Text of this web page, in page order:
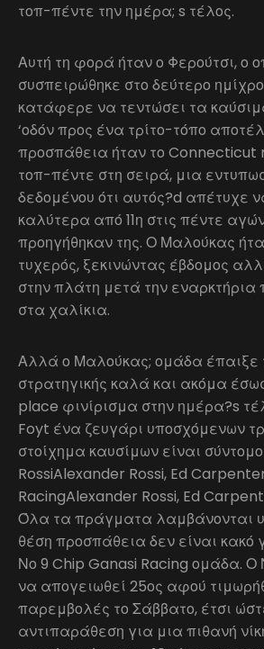
τοπ-πέντε την ημέρα; s τέλος.
Αυτή τη φορά ήταν ο Φερούτσι, ο
συσπειρώθηκε στο δεύτερο
κατάφερε να τεντώσει τα
‘οδόν προς ένα τρίτο-τόπο
προσπάθεια ήταν το Connecticut
τοπ-πέντε στη σειρά, μια
δεδομένου ότι αυτός?d απέτυχε
καλύτερα από 11η στις πέντε
προηγήθηκαν της. Ο Μαλούκας
τυχερός, ξεκινώντας έβδομος
στην πλάτη μετά την εναρκτήρια
στα χαλίκια.
Αλλά ο Μαλούκας; ομάδα έπαιξε
στρατηγικής καλά και ακόμα
place φινίρισμα στην ημέρα?s
Foyt ένα ζευγάρι υποσχόμενων
στοίχημα καυσίμων είναι
RossiAlexander Rossi, Ed
RacingAlexander Rossi, Ed
Όλα τα πράγματα λαμβάνονται
θέση προσπάθεια δεν είναι κακό
Νο 9 Chip Ganasi Racing ομάδα. Ο
να απογειωθεί 25ος αφού
παρεμβολές το Σάββατο, έτσι
αντιπαράθεση για μια πιθανή